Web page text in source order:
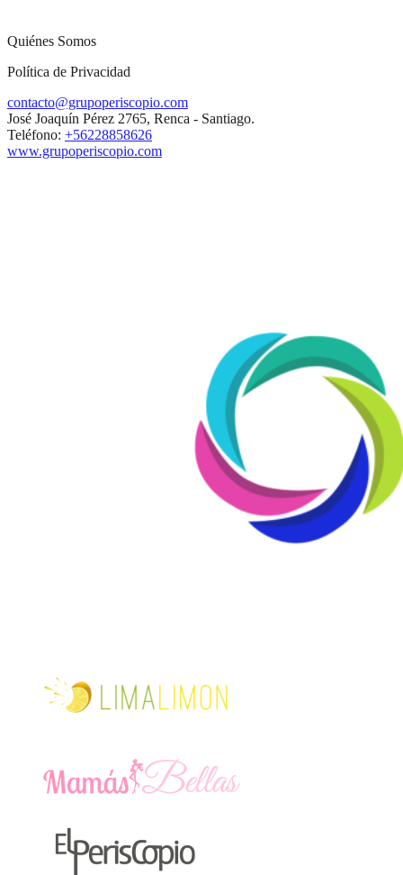
Quiénes Somos
Política de Privacidad
contacto@grupoperiscopio.com
José Joaquín Pérez 2765, Renca - Santiago.
Teléfono: +56228858626
www.grupoperiscopio.com